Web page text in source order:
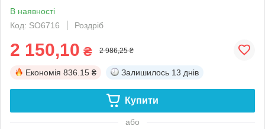
В наявності
Код: SO6716
Роздріб
2 150,10 ₴ 2 986,25 ₴
Економія 836.15 ₴ Залишилось 13 днів
Купити
або